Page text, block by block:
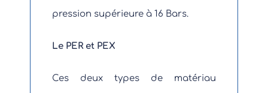
pression supérieure à 16 Bars.
Le PER et PEX
Ces deux types de matériau